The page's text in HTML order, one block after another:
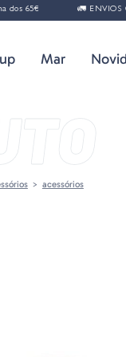
65€ 🚛 ENVIOS
Mar
acessórios